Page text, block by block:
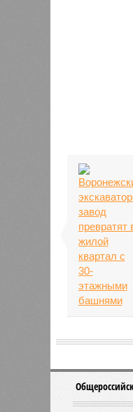
Версия //Бизнес